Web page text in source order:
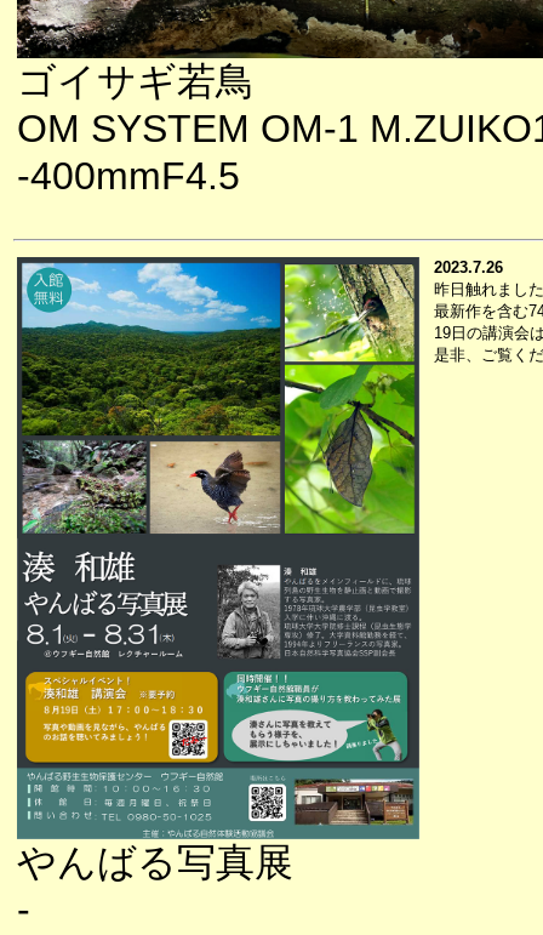
ゴイサギ若鳥
OM SYSTEM OM-1
-400mmF4.5
やんばる写真展
-
2023.7.26
昨日触れまし
最新作を含む
19日の講演会
是非、ご覧く